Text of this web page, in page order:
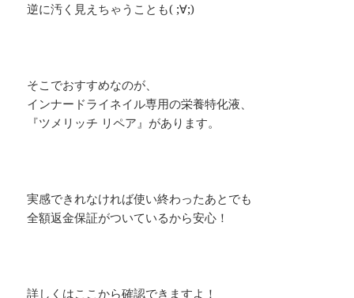
逆に汚く見えちゃうことも( ;∀;)
そこでおすすめなのが、
インナードライネイル専用の栄養特化液、
『ツメリッチ リペア』があります。
実感できれなければ使い終わったあとでも
全額返金保証がついているから安心！
詳しくはここから確認できますよ！